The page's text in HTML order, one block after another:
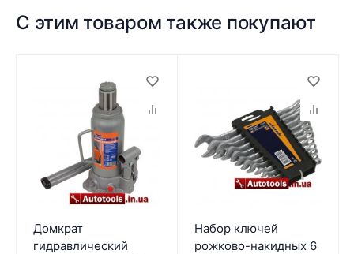
С этим товаром также покупают
Домкрат
гидравлический
Набор ключей
рожково-накидных 6